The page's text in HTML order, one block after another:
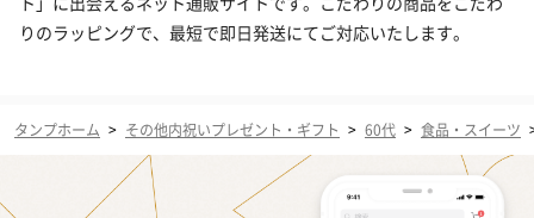
りのラッピングで、最短で即日発送にてご対応いたします。
タンプホーム > その他内祝いプレゼント・ギフト > 60代 > 食品・スイーツ